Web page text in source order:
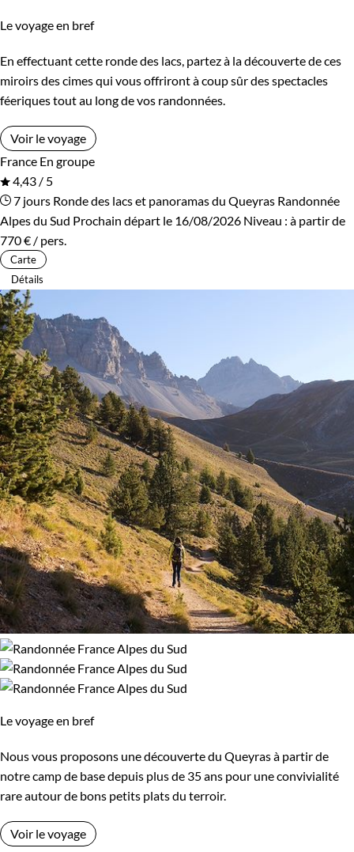
Le voyage en bref
En effectuant cette ronde des lacs, partez à la découverte de ces
miroirs des cimes qui vous offriront à coup sûr des spectacles
féeriques tout au long de vos randonnées.
Voir le voyage
France En groupe
4,43 / 5
7 jours Ronde des lacs et panoramas du Queyras Randonnée
Alpes du Sud Prochain départ le 16/08/2026 Niveau : à partir de
770 € / pers.
Carte
Détails
Le voyage en bref
Nous vous proposons une découverte du Queyras à partir de
notre camp de base depuis plus de 35 ans pour une convivialité
rare autour de bons petits plats du terroir.
Voir le voyage